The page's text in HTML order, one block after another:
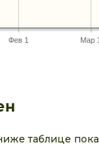
Фев 1 Мар 1
таблице